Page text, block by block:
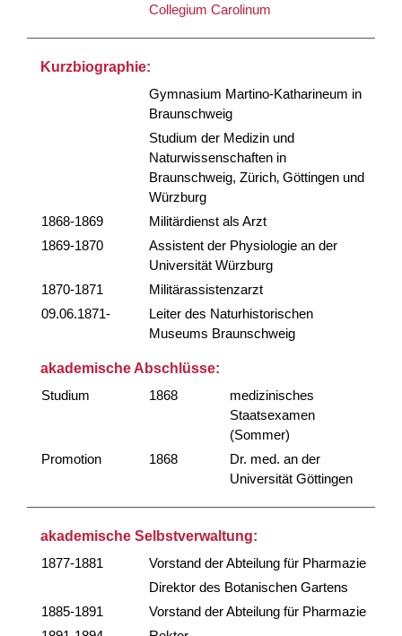
Collegium Carolinum
Kurzbiographie:
Gymnasium Martino-Katharineum in
Braunschweig
Studium der Medizin und
Naturwissenschaften in
Braunschweig, Zürich‚ Göttingen und
Würzburg
1868-1869
Militärdienst als Arzt
1869-1870
Assistent der Physiologie an der
Universität Würzburg
1870-1871
Militärassistenzarzt
09.06.1871-
Leiter des Naturhistorischen
Museums Braunschweig
akademische Abschlüsse:
Studium
1868
medizinisches
Staatsexamen
(Sommer)
Promotion
1868
Dr. med. an der
Universität Göttingen
akademische Selbstverwaltung:
1877-1881
Vorstand der Abteilung für Pharmazie
Direktor des Botanischen Gartens
1885-1891
Vorstand der Abteilung für Pharmazie